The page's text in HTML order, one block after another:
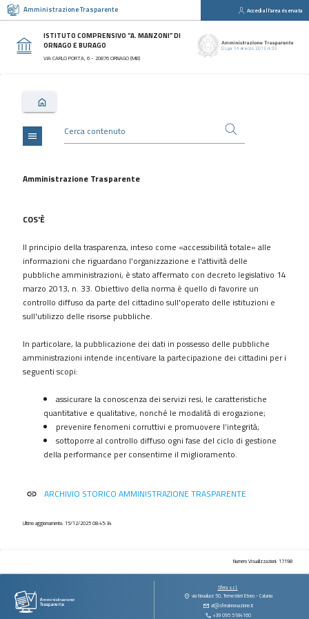
Amministrazione Trasparente Accedi all'area riservata
ISTITUTO COMPRENSIVO “A. MANZONI” DI
ORNAGO E BURAGO
VIA CARLO PORTA, 6 - 20876 ORNAGO (MB)
Sezioni
Disposizioni
Generali
Consulenti
collaboratori
Bandi
Performance
Enti
controllati
Attività
e
procedimenti
Controlli
sulle
contratti
contributi
vantaggi
immobili
e
menu
Amministrazione Trasparente
COS'È
Il principio della trasparenza, inteso come «accessibilità totale» alle
informazioni che riguardano l'organizzazione e l'attività delle
pubbliche amministrazioni, è stato affermato con decreto legislativo 14
marzo 2013, n. 33. Obiettivo della norma è quello di favorire un
controllo diffuso da parte del cittadino sull'operato delle istituzioni e
sull'utilizzo delle risorse pubbliche.
In particolare, la pubblicazione dei dati in possesso delle pubbliche
amministrazioni intende incentivare la partecipazione dei cittadini per i
seguenti scopi:
assicurare la conoscenza dei servizi resi, le caratteristiche
quantitative e qualitative, nonché le modalità di erogazione;
prevenire fenomeni corruttivi e promuovere l’integrità;
sottoporre al controllo diffuso ogni fase del ciclo di gestione
della performance per consentirne il miglioramento.
link ARCHIVIO STORICO AMMINISTRAZIONE TRASPARENTE
Ultimo aggiornamento: 15/12/2025 08:45:34
Numero Visualizzazioni: 17198
Sfera s.r.l.
via Novaluce 50, Tremestieri Etneo - Catania
at@sferainnovazione.it
+39 095 5184160